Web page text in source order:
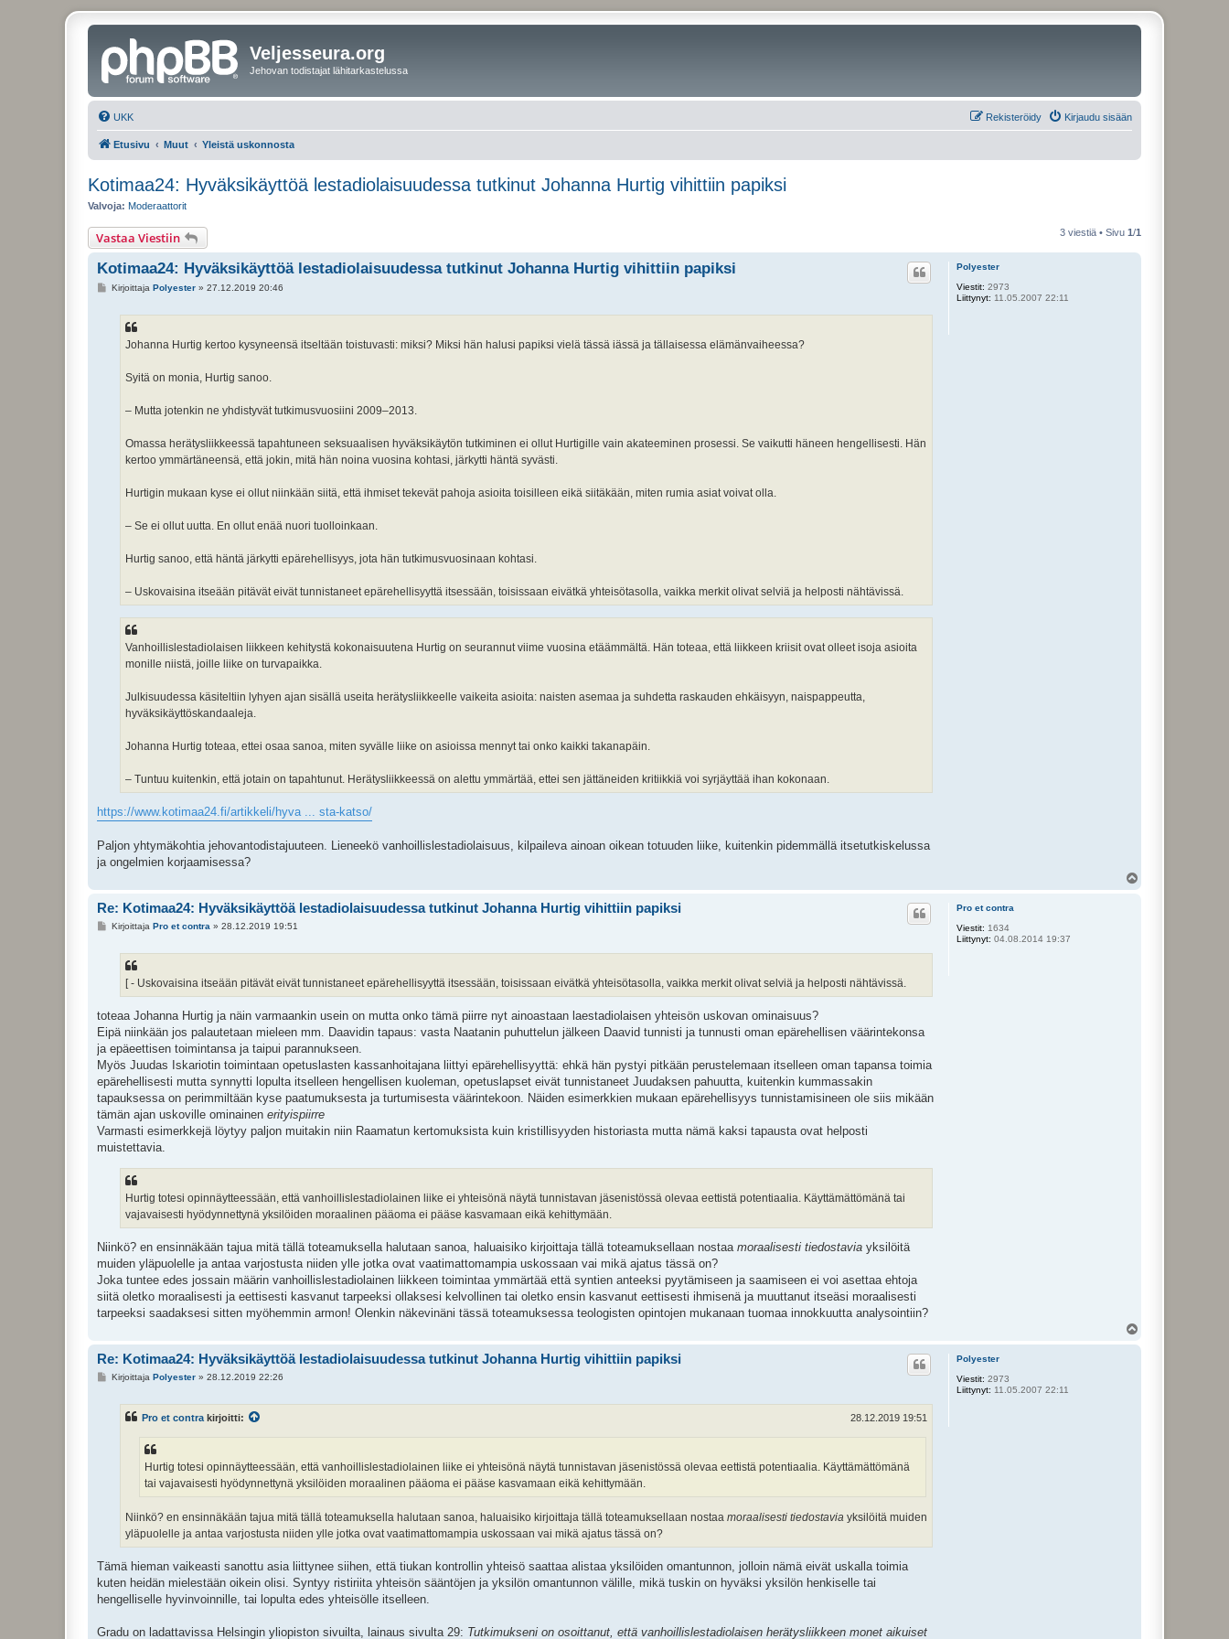
Veljesseura.org
Jehovan todistajat lähitarkastelussa
UKK Kirjaudu sisään
Rekisteröidy
Etusivu Muut Yleistä uskonnosta
Kotimaa24: Hyväksikäyttöä lestadiolaisuudessa tutkinut Johanna Hurtig vihittiin papiksi
Valvoja: Moderaattorit
Vastaa Viestiin 3 viestiä • Sivu 1/1
Polyester
Viestit: 2973
Liittynyt: 11.05.2007 22:11
Kotimaa24: Hyväksikäyttöä lestadiolaisuudessa tutkinut Johanna Hurtig vihittiin papiksi
VKirjoittaja Polyester» 27.12.2019 20:46
Johanna Hurtig kertoo kysyneensä itseltään toistuvasti: miksi? Miksi hän halusi papiksi vielä tässä iässä ja tällaisessa elämänvaiheessa?
Syitä on monia, Hurtig sanoo.
– Mutta jotenkin ne yhdistyvät tutkimusvuosiini 2009–2013.
Omassa herätysliikkeessä tapahtuneen seksuaalisen hyväksikäytön tutkiminen ei ollut Hurtigille vain akateeminen prosessi. Se vaikutti häneen hengellisesti. Hän
kertoo ymmärtäneensä, että jokin, mitä hän noina vuosina kohtasi, järkytti häntä syvästi.
Hurtigin mukaan kyse ei ollut niinkään siitä, että ihmiset tekevät pahoja asioita toisilleen eikä siitäkään, miten rumia asiat voivat olla.
– Se ei ollut uutta. En ollut enää nuori tuolloinkaan.
Hurtig sanoo, että häntä järkytti epärehellisyys, jota hän tutkimusvuosinaan kohtasi.
– Uskovaisina itseään pitävät eivät tunnistaneet epärehellisyyttä itsessään, toisissaan eivätkä yhteisötasolla, vaikka merkit olivat selviä ja helposti nähtävissä.
Vanhoillislestadiolaisen liikkeen kehitystä kokonaisuutena Hurtig on seurannut viime vuosina etäämmältä. Hän toteaa, että liikkeen kriisit ovat olleet isoja asioita
monille niistä, joille liike on turvapaikka.
Julkisuudessa käsiteltiin lyhyen ajan sisällä useita herätysliikkeelle vaikeita asioita: naisten asemaa ja suhdetta raskauden ehkäisyyn, naispappeutta,
hyväksikäyttöskandaaleja.
Johanna Hurtig toteaa, ettei osaa sanoa, miten syvälle liike on asioissa mennyt tai onko kaikki takanapäin.
– Tuntuu kuitenkin, että jotain on tapahtunut. Herätysliikkeessä on alettu ymmärtää, ettei sen jättäneiden kritiikkiä voi syrjäyttää ihan kokonaan.
https://www.kotimaa24.fi/artikkeli/hyva ... sta-katso/
Paljon yhtymäkohtia jehovantodistajuuteen. Lieneekö vanhoillislestadiolaisuus, kilpaileva ainoan oikean totuuden liike, kuitenkin pidemmällä itsetutkiskelussa
ja ongelmien korjaamisessa?
Pro et contra
Viestit: 1634
Liittynyt: 04.08.2014 19:37
Re: Kotimaa24: Hyväksikäyttöä lestadiolaisuudessa tutkinut Johanna Hurtig vihittiin papiksi
VKirjoittaja Pro et contra » 28.12.2019 19:51
[ - Uskovaisina itseään pitävät eivät tunnistaneet epärehellisyyttä itsessään, toisissaan eivätkä yhteisötasolla, vaikka merkit olivat selviä ja helposti nähtävissä.
toteaa Johanna Hurtig ja näin varmaankin usein on mutta onko tämä piirre nyt ainoastaan laestadiolaisen yhteisön uskovan ominaisuus?
Eipä niinkään jos palautetaan mieleen mm. Daavidin tapaus: vasta Naatanin puhuttelun jälkeen Daavid tunnisti ja tunnusti oman epärehellisen väärintekonsa
ja epäeettisen toimintansa ja taipui parannukseen.
Myös Juudas Iskariotin toimintaan opetuslasten kassanhoitajana liittyi epärehellisyyttä: ehkä hän pystyi pitkään perustelemaan itselleen oman tapansa toimia
epärehellisesti mutta synnytti lopulta itselleen hengellisen kuoleman, opetuslapset eivät tunnistaneet Juudaksen pahuutta, kuitenkin kummassakin
tapauksessa on perimmiltään kyse paatumuksesta ja turtumisesta väärintekoon. Näiden esimerkkien mukaan epärehellisyys tunnistamisineen ole siis mikään
tämän ajan uskoville ominainen erityispiirre
Varmasti esimerkkejä löytyy paljon muitakin niin Raamatun kertomuksista kuin kristillisyyden historiasta mutta nämä kaksi tapausta ovat helposti
muistettavia.
Hurtig totesi opinnäytteessään, että vanhoillislestadiolainen liike ei yhteisönä näytä tunnistavan jäsenistössä olevaa eettistä potentiaalia. Käyttämättömänä tai
vajavaisesti hyödynnettynä yksilöiden moraalinen pääoma ei pääse kasvamaan eikä kehittymään.
Niinkö? en ensinnäkään tajua mitä tällä toteamuksella halutaan sanoa, haluaisiko kirjoittaja tällä toteamuksellaan nostaa moraalisesti tiedostavia yksilöitä
muiden yläpuolelle ja antaa varjostusta niiden ylle jotka ovat vaatimattomampia uskossaan vai mikä ajatus tässä on?
Joka tuntee edes jossain määrin vanhoillislestadiolainen liikkeen toimintaa ymmärtää että syntien anteeksi pyytämiseen ja saamiseen ei voi asettaa ehtoja
siitä oletko moraalisesti ja eettisesti kasvanut tarpeeksi ollaksesi kelvollinen tai oletko ensin kasvanut eettisesti ihmisenä ja muuttanut itseäsi moraalisesti
tarpeeksi saadaksesi sitten myöhemmin armon! Olenkin näkevinäni tässä toteamuksessa teologisten opintojen mukanaan tuomaa innokkuutta analysointiin?
Polyester
Viestit: 2973
Liittynyt: 11.05.2007 22:11
Re: Kotimaa24: Hyväksikäyttöä lestadiolaisuudessa tutkinut Johanna Hurtig vihittiin papiksi
VKirjoittaja Polyester» 28.12.2019 22:26
Pro et contra kirjoitti: 28.12.2019 19:51
Hurtig totesi opinnäytteessään, että vanhoillislestadiolainen liike ei yhteisönä näytä tunnistavan jäsenistössä olevaa eettistä potentiaalia. Käyttämättömänä
tai vajavaisesti hyödynnettynä yksilöiden moraalinen pääoma ei pääse kasvamaan eikä kehittymään.
Niinkö? en ensinnäkään tajua mitä tällä toteamuksella halutaan sanoa, haluaisiko kirjoittaja tällä toteamuksellaan nostaa moraalisesti tiedostavia yksilöitä muiden
yläpuolelle ja antaa varjostusta niiden ylle jotka ovat vaatimattomampia uskossaan vai mikä ajatus tässä on?
Tämä hieman vaikeasti sanottu asia liittynee siihen, että tiukan kontrollin yhteisö saattaa alistaa yksilöiden omantunnon, jolloin nämä eivät uskalla toimia
kuten heidän mielestään oikein olisi. Syntyy ristiriita yhteisön sääntöjen ja yksilön omantunnon välille, mikä tuskin on hyväksi yksilön henkiselle tai
hengelliselle hyvinvoinnille, tai lopulta edes yhteisölle itselleen.
Gradu on ladattavissa Helsingin yliopiston sivuilta, lainaus sivulta 29: Tutkimukseni on osoittanut, että vanhoillislestadiolaisen herätysliikkeen monet aikuiset